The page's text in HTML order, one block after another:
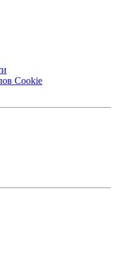
Cookie